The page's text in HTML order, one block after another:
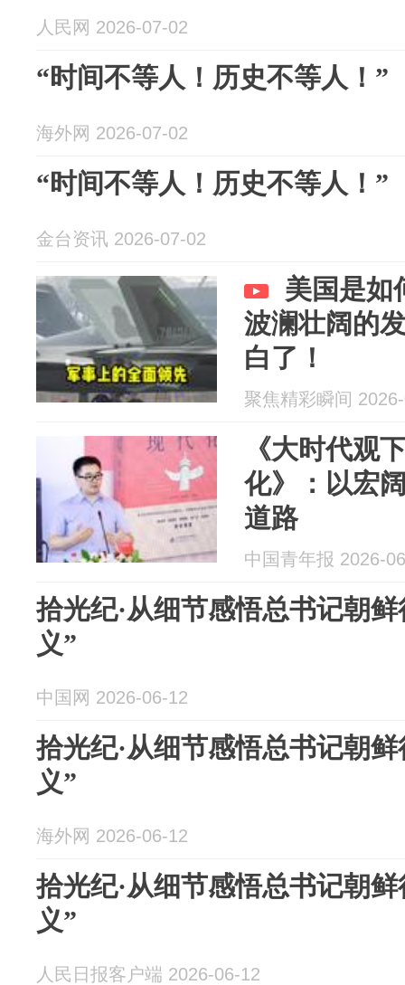
人民网 2026-07-02
“时间不等人！历史不等人！”
海外网 2026-07-02
“时间不等人！历史不等人！”
金台资讯 2026-07-02
美国是如
波澜壮阔的
白了！
聚焦精彩瞬间
《大时代观
化》：以宏
道路
中国青年报 2026-
拾光纪·从细节感悟总书记朝
义”
中国网 2026-06-12
拾光纪·从细节感悟总书记朝
义”
海外网 2026-06-12
拾光纪·从细节感悟总书记朝
义”
人民日报客户端 2026-06-12